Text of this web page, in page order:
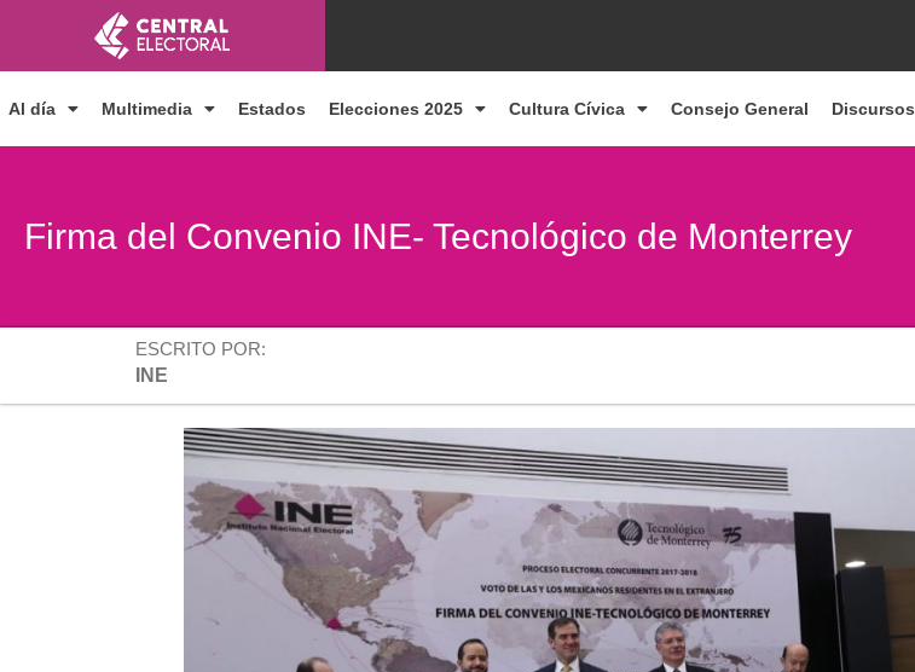
contenido
Al día Multimedia Estados Elecciones 2025 Cultura Cívica Consejo General Discursos
Firma del Convenio INE- Tecnológico de Monterrey
ESCRITO POR:
INE